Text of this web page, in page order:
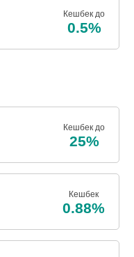
Кешбек до
0.5%
Кешбек до
25%
Кешбек
0.88%